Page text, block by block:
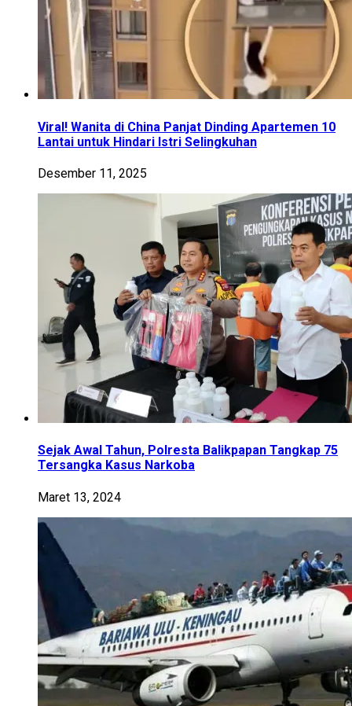
Viral! Wanita di China Panjat Dinding Apartemen 10
Lantai untuk Hindari Istri Selingkuhan
Desember 11, 2025
Sejak Awal Tahun, Polresta Balikpapan Tangkap 75
Tersangka Kasus Narkoba
Maret 13, 2024